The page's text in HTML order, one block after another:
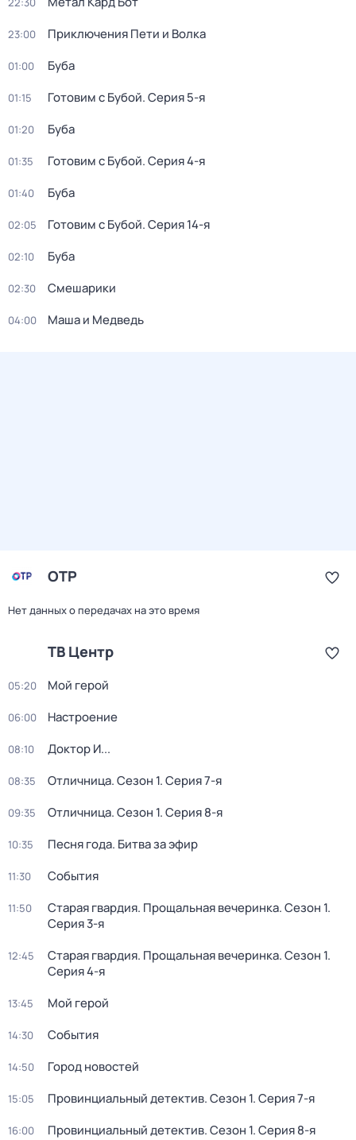
23:00 Приключения Пети и Волка
01:00 Буба
01:15 Готовим с Бубой. Серия 5-я
01:20 Буба
01:35 Готовим с Бубой. Серия 4-я
01:40 Буба
02:05 Готовим с Бубой. Серия 14-я
02:10 Буба
02:30 Смешарики
04:00 Маша и Медведь
ОТР
Нет данных о передачах на это время
ТВ Центр
05:20 Мой герой
06:00 Настроение
08:10 Доктор И...
08:35 Отличница. Сезон 1. Серия 7-я
09:35 Отличница. Сезон 1. Серия 8-я
10:35 Песня года. Битва за эфир
11:30 События
11:50 Старая гвардия. Прощальная вечеринка. Сезон 1.
Серия 3-я
12:45 Старая гвардия. Прощальная вечеринка. Сезон 1.
Серия 4-я
13:45 Мой герой
14:30 События
14:50 Город новостей
15:05 Провинциальный детектив. Сезон 1. Серия 7-я
16:00 Провинциальный детектив. Сезон 1. Серия 8-я